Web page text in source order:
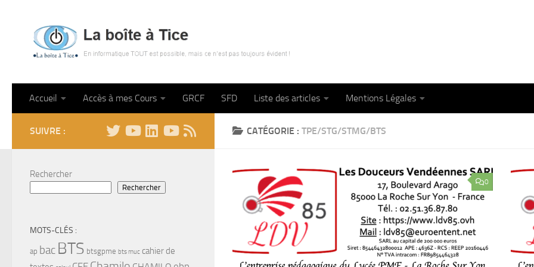
Accueil Accès à mes Cours GRCF SFD Liste des articles Mentions Légales
CATÉGORIE : TPE/STG/STMG/BTS
0
SUIVRE :
Rechercher
Rechercher
MOTS-CLÉS :
ap bac BTS btsgpme bts muc cahier de